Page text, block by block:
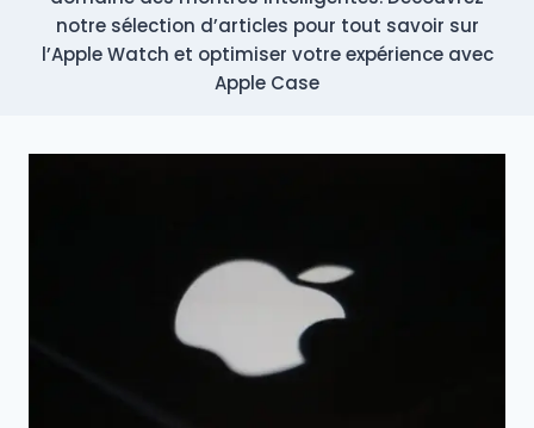
notre sélection d’articles pour tout savoir sur
l’Apple Watch et optimiser votre expérience avec
Apple Case